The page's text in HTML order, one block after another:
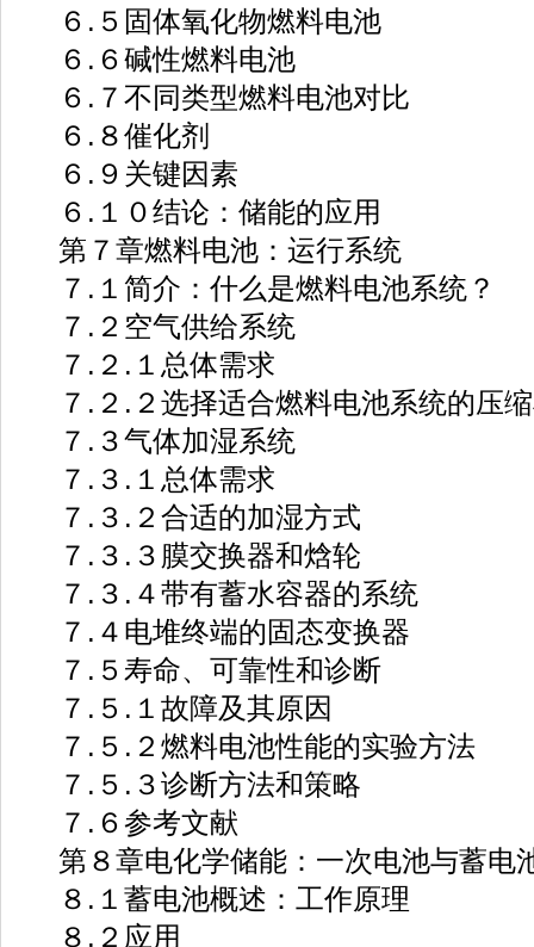
６.５固体氧化物燃料电池
６.６碱性燃料电池
６.７不同类型燃料电池对比
６.８催化剂
６.９关键因素
６.１０结论：储能的应用
第７章燃料电池：运行系统
７.１简介：什么是燃料电池系统？
７.２空气供给系统
７.２.１总体需求
７.２.２选择适合燃料电池系统的压
７.３气体加湿系统
７.３.１总体需求
７.３.２合适的加湿方式
７.３.３膜交换器和焓轮
７.３.４带有蓄水容器的系统
７.４电堆终端的固态变换器
７.５寿命、可靠性和诊断
７.５.１故障及其原因
７.５.２燃料电池性能的实验方法
７.５.３诊断方法和策略
７.６参考文献
第８章电化学储能：一次电池与蓄电
８.１蓄电池概述：工作原理
８.２应用